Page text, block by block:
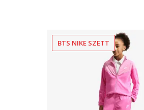
BTS NIKE SZETT